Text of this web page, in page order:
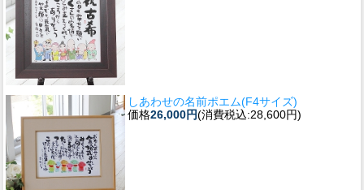
しあわせの名前ポエム(F4サイズ)
価格26,000円(消費税込:28,600円)